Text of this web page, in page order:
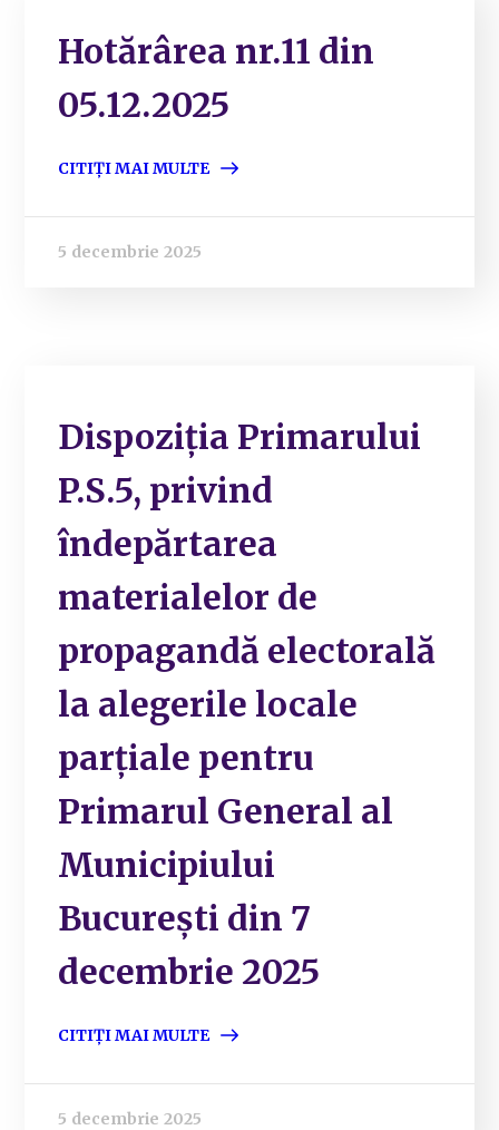
Hotărârea nr.11 din
05.12.2025
CITIȚI MAI MULTE
5 decembrie 2025
Dispoziția Primarului
P.S.5, privind
îndepărtarea
materialelor de
propagandă electorală
la alegerile locale
parțiale pentru
Primarul General al
Municipiului
București din 7
decembrie 2025
CITIȚI MAI MULTE
5 decembrie 2025